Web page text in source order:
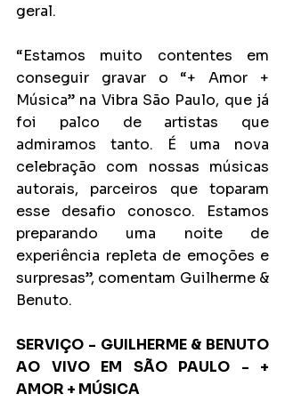
geral.
“Estamos muito contentes em
conseguir gravar o “+ Amor +
Música” na Vibra São Paulo, que já
foi palco de artistas que
admiramos tanto. É uma nova
celebração com nossas músicas
autorais, parceiros que toparam
esse desafio conosco. Estamos
preparando uma noite de
experiência repleta de emoções e
surpresas”, comentam Guilherme &
Benuto.
SERVIÇO - GUILHERME & BENUTO
AO VIVO EM SÃO PAULO - +
AMOR + MÚSICA